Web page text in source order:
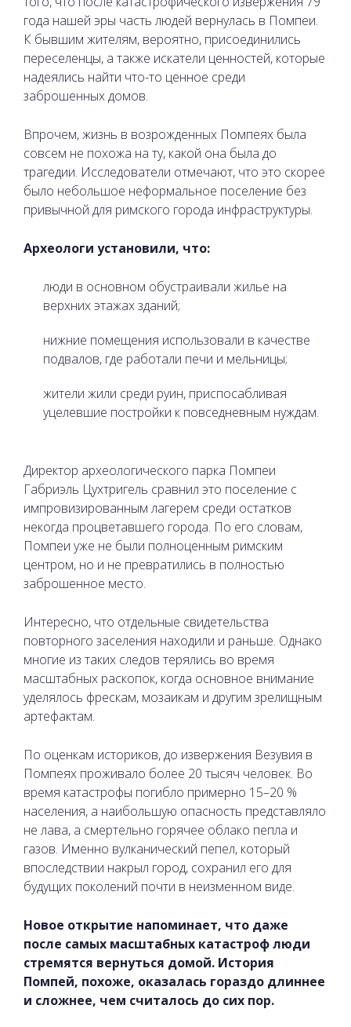
года нашей эры часть людей вернулась в Помпеи.
К бывшим жителям, вероятно, присоединились
переселенцы, а также искатели ценностей, которые
надеялись найти что-то ценное среди
заброшенных домов.
Впрочем, жизнь в возрожденных Помпеях была
совсем не похожа на ту, какой она была до
трагедии. Исследователи отмечают, что это скорее
было небольшое неформальное поселение без
привычной для римского города инфраструктуры.
Археологи установили, что:
люди в основном обустраивали жилье на
верхних этажах зданий;
нижние помещения использовали в качестве
подвалов, где работали печи и мельницы;
жители жили среди руин, приспосабливая
уцелевшие постройки к повседневным нуждам.
Директор археологического парка Помпеи
Габриэль Цухтригель сравнил это поселение с
импровизированным лагерем среди остатков
некогда процветавшего города. По его словам,
Помпеи уже не были полноценным римским
центром, но и не превратились в полностью
заброшенное место.
Интересно, что отдельные свидетельства
повторного заселения находили и раньше. Однако
многие из таких следов терялись во время
масштабных раскопок, когда основное внимание
уделялось фрескам, мозаикам и другим зрелищным
артефактам.
По оценкам историков, до извержения Везувия в
Помпеях проживало более 20 тысяч человек. Во
время катастрофы погибло примерно 15–20 %
населения, а наибольшую опасность представляло
не лава, а смертельно горячее облако пепла и
газов. Именно вулканический пепел, который
впоследствии накрыл город, сохранил его для
будущих поколений почти в неизменном виде.
Новое открытие напоминает, что даже
после самых масштабных катастроф люди
стремятся вернуться домой. История
Помпей, похоже, оказалась гораздо длиннее
и сложнее, чем считалось до сих пор.